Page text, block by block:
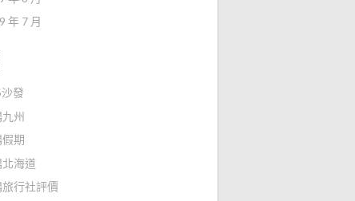
年 7 月
發
州
期
海道
行社評價